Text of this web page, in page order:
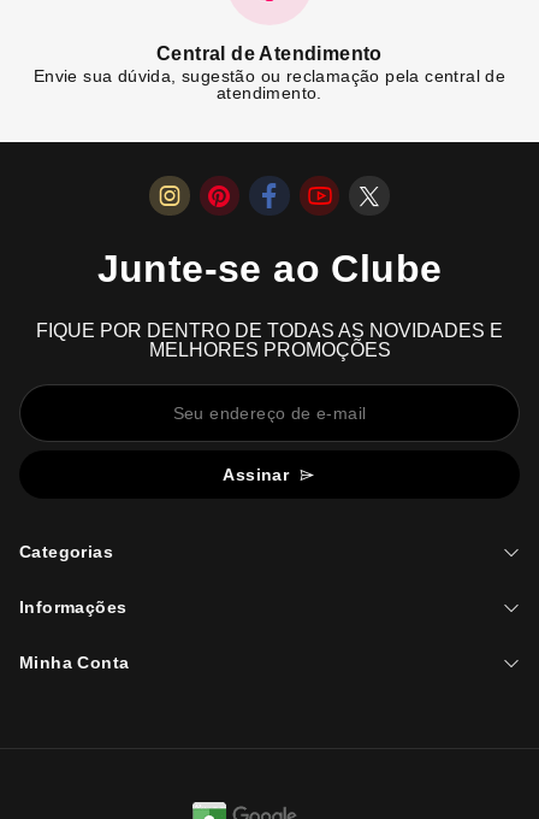
Central de Atendimento
Envie sua dúvida, sugestão ou reclamação pela central de
atendimento.
Junte-se ao Clube
FIQUE POR DENTRO DE TODAS AS NOVIDADES E
MELHORES PROMOÇÕES
Assinar
Categorias
Informações
Minha Conta